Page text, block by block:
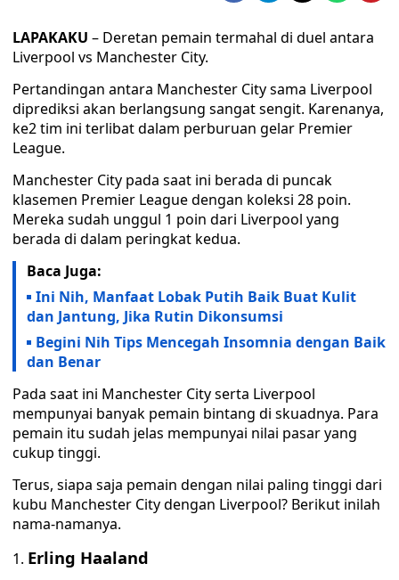
LAPAKAKU – Deretan pemain termahal di duel antara
Liverpool vs Manchester City.
Pertandingan antara Manchester City sama Liverpool
diprediksi akan berlangsung sangat sengit. Karenanya,
ke2 tim ini terlibat dalam perburuan gelar Premier
League.
Manchester City pada saat ini berada di puncak
klasemen Premier League dengan koleksi 28 poin.
Mereka sudah unggul 1 poin dari Liverpool yang
berada di dalam peringkat kedua.
Baca Juga:
Ini Nih, Manfaat Lobak Putih Baik Buat Kulit
dan Jantung, Jika Rutin Dikonsumsi
Begini Nih Tips Mencegah Insomnia dengan Baik
dan Benar
Pada saat ini Manchester City serta Liverpool
mempunyai banyak pemain bintang di skuadnya. Para
pemain itu sudah jelas mempunyai nilai pasar yang
cukup tinggi.
Terus, siapa saja pemain dengan nilai paling tinggi dari
kubu Manchester City dengan Liverpool? Berikut inilah
nama-namanya.
Erling Haaland